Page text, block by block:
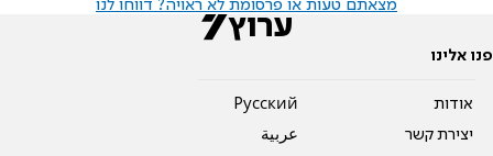
מצאתם טעות או פרסומת לא ראויה? דווחו לנו
פנו אלינו
אודות
יצירת קשר
Pусский
عربية